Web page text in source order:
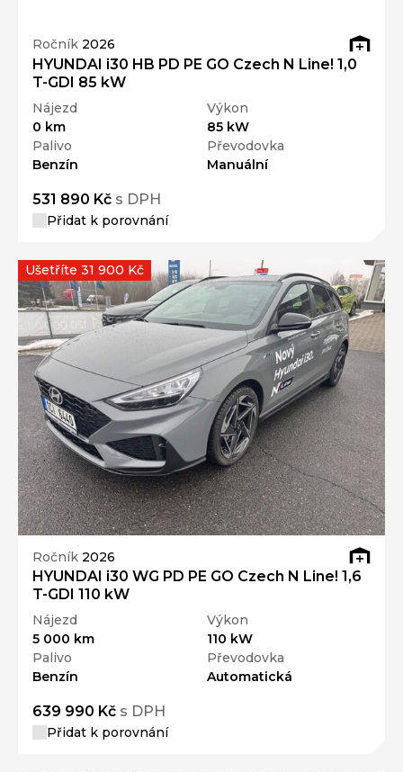
Ročník 2026
HYUNDAI i30 HB PD PE GO Czech N Line! 1,0
T-GDI 85 kW
Nájezd
0 km
Výkon
85 kW
Palivo
Benzín
Převodovka
Manuální
531 890 Kč s DPH
Přidat k porovnání
Ročník 2026
HYUNDAI i30 WG PD PE GO Czech N Line! 1,6
T-GDI 110 kW
Nájezd
5 000 km
Výkon
110 kW
Palivo
Benzín
Převodovka
Automatická
639 990 Kč s DPH
Přidat k porovnání
Ušetříte 31 900 Kč